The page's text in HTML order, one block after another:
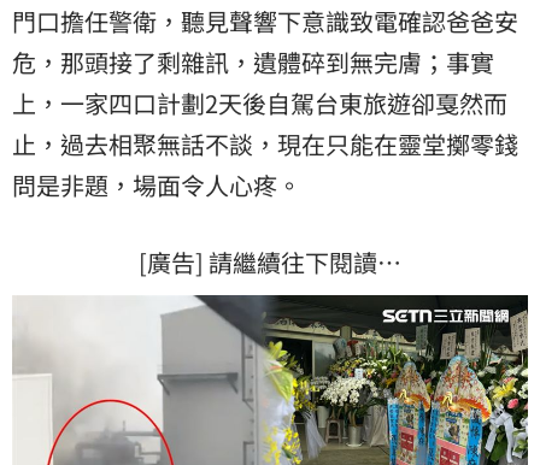
門口擔任警衛，聽見聲響下意識致電確認爸爸安
危，那頭接了剩雜訊，遺體碎到無完膚；事實
上，一家四口計劃2天後自駕台東旅遊卻戛然而
止，過去相聚無話不談，現在只能在靈堂擲零錢
問是非題，場面令人心疼。
[廣告] 請繼續往下閱讀…